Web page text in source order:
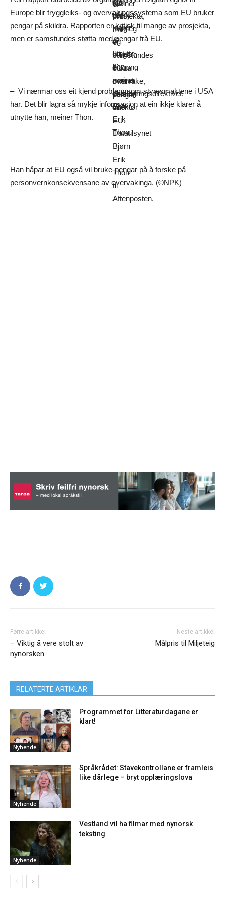
ikkje
klarer
å
utnytte
han,
meiner
direktør
Bjørn
Erik
Thon.
då
har
vi
ikkje
eingong
nemnt
datalagringsdirektivet.
gjer
det
mogleg
og
billigare
å
overvake,
seier
direktør
i
Datatilsynet
Bjørn
Erik
Thon
til
Aftenposten.
av
prosjekta,
men
er
samstundes
støtta
med
pengar
frå
EU.
meiner
Thon.
Europe blir tryggleiks- og overvakingssystema som EU bruker
pengar på skildra. Rapporten er kritisk til mange av prosjekta,
men er samstundes støtta med pengar frå EU.
– Vi nærmar oss eit kjend problem som styresmaktene i USA
har. Det blir lagra så mykje informasjon at ein ikkje klarer å
utnytte han, meiner Thon.
Han håpar at EU også vil bruke pengar på å forske på
personvernkonsekvensane av overvakinga. (©NPK)
Førre artikkel
– Viktig å vere stolt av
nynorsken
Neste artikkel
Målpris til Miljeteig
RELATERTE ARTIKLAR
Nyhende
Programmet for Litteraturdagane er
klart!
Nyhende
Språkrådet: Stavekontrollane er framleis
like dårlege – bryt opplæringslova
Nyhende
Vestland vil ha filmar med nynorsk
teksting